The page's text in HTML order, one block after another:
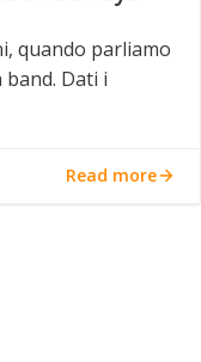
quando parliamo
band. Dati i
Read more